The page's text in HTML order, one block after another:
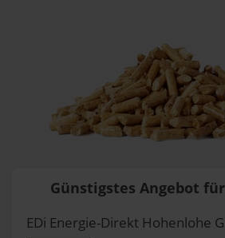
Günstigstes Angebot für
EDi Energie-Direkt Hohenlohe